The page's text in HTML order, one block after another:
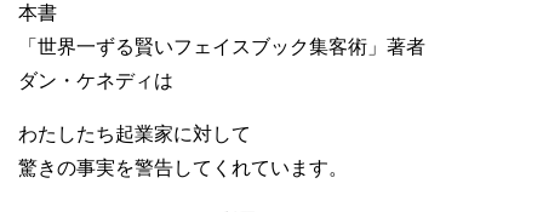
本書
「世界一ずる賢いフェイスブック集客術」著者
ダン・ケネディは
わたしたち起業家に対して
驚きの事実を警告してくれています。